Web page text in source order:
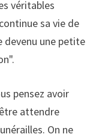
véritables
sa vie de
devenu une petite
pensez avoir
attendre
On ne